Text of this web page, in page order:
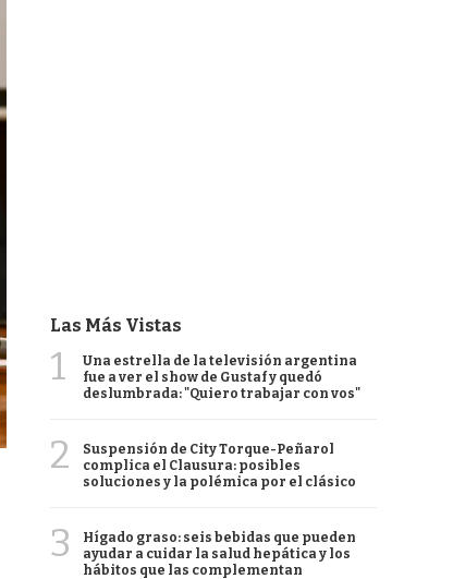
Las Más Vistas
1
Una estrella de la televisión argentina
fue a ver el show de Gustaf y quedó
deslumbrada: "Quiero trabajar con vos"
2
Suspensión de City Torque-Peñarol
complica el Clausura: posibles
soluciones y la polémica por el clásico
3
Hígado graso: seis bebidas que pueden
ayudar a cuidar la salud hepática y los
hábitos que las complementan